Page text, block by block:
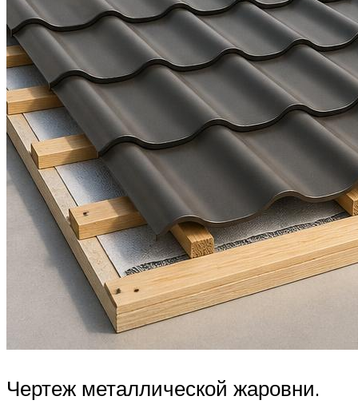
Чертеж металлической жаровни.